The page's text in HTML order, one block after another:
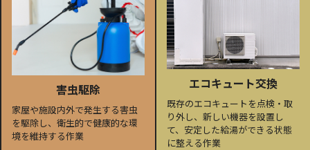
害虫駆除
家屋や施設内外で発生する害虫
を駆除し、衛生的で健康的な環
境を維持する作業
エコキュート交換
既存のエコキュートを点検・取
り外し、新しい機器を設置し
て、安定した給湯ができる状態
に整える作業